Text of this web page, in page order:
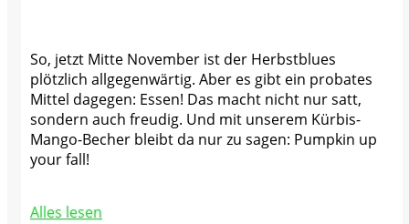
So, jetzt Mitte November ist der Herbstblues
plötzlich allgegenwärtig. Aber es gibt ein probates
Mittel dagegen: Essen! Das macht nicht nur satt,
sondern auch freudig. Und mit unserem Kürbis-
Mango-Becher bleibt da nur zu sagen: Pumpkin up
your fall!
Alles lesen